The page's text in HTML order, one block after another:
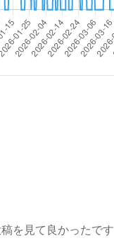
を見て良かったです